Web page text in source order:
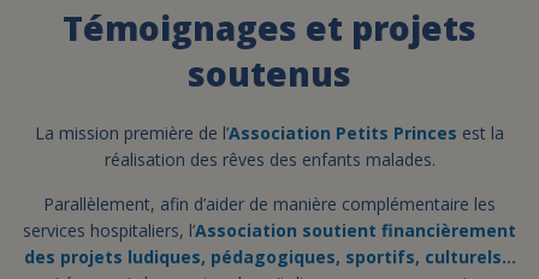
FAIRE UN DON
ASSURANCE VIE/LEGS
ESPACE PRESSE
Témoignages et projets
soutenus
La mission première de l’Association Petits Princes est la
réalisation des rêves des enfants malades.
Parallèlement, afin d’aider de manière complémentaire les
services hospitaliers, l’Association soutient financièrement
des projets ludiques, pédagogiques, sportifs, culturels…